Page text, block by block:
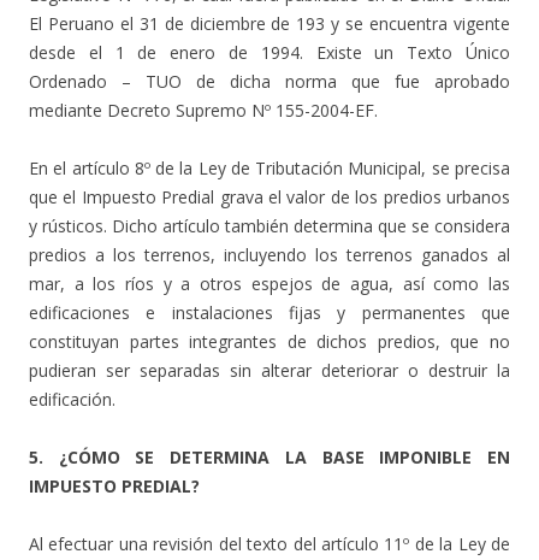
El Peruano el 31 de diciembre de 193 y se encuentra vigente
desde el 1 de enero de 1994. Existe un Texto Único
Ordenado – TUO de dicha norma que fue aprobado
mediante Decreto Supremo Nº 155-2004-EF.
En el artículo 8º de la Ley de Tributación Municipal, se precisa
que el Impuesto Predial grava el valor de los predios urbanos
y rústicos. Dicho artículo también determina que se considera
predios a los terrenos, incluyendo los terrenos ganados al
mar, a los ríos y a otros espejos de agua, así como las
edificaciones e instalaciones fijas y permanentes que
constituyan partes integrantes de dichos predios, que no
pudieran ser separadas sin alterar deteriorar o destruir la
edificación.
5. ¿CÓMO SE DETERMINA LA BASE IMPONIBLE EN
IMPUESTO PREDIAL?
Al efectuar una revisión del texto del artículo 11º de la Ley de